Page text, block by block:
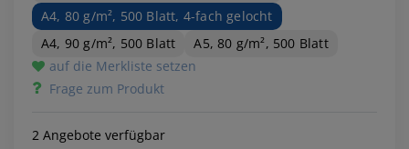
A4, 80 g/m², 500 Blatt, 4-fach gelocht
A4, 90 g/m², 500 Blatt
A5, 80 g/m², 500 Blatt
auf die Merkliste setzen
Frage zum Produkt
2 Angebote verfügbar